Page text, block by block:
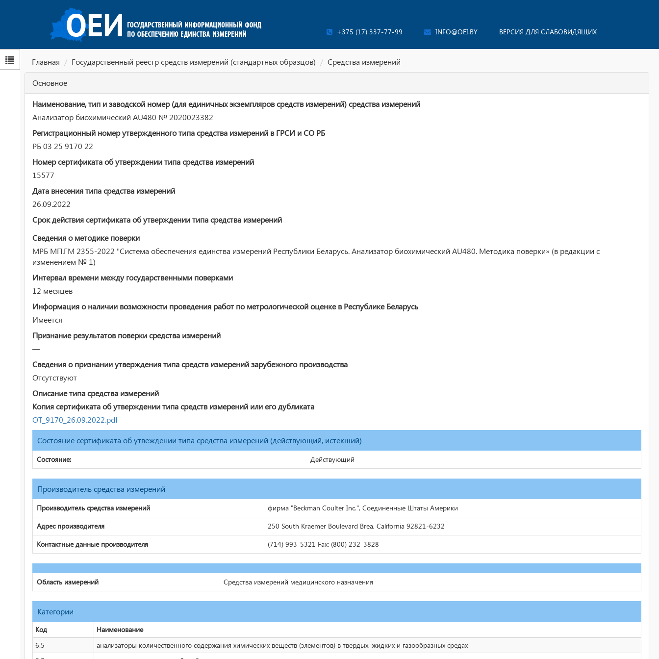
+375 (17) 337-77-99 INFO@OEI.BY ВЕРСИЯ ДЛЯ СЛАБОВИДЯЩИХ
Главная Государственный реестр средств измерений (стандартных образцов) Средства измерений
Основное
Наименование, тип и заводской номер (для единичных экземпляров средств измерений) средства измерений
Анализатор биохимический AU480 № 2020023382
Регистрационный номер утвержденного типа средства измерений в ГРСИ и СО РБ
РБ 03 25 9170 22
Номер сертификата об утверждении типа средства измерений
15577
Дата внесения типа средства измерений
26.09.2022
Срок действия сертификата об утверждении типа средства измерений
Сведения о методике поверки
МРБ МП.ГМ 2355-2022 "Система обеспечения единства измерений Республики Беларусь. Анализатор биохимический AU480. Методика поверки» (в редакции с
изменением № 1)
Интервал времени между государственными поверками
12 месяцев
Информация о наличии возможности проведения работ по метрологической оценке в Республике Беларусь
Имеется
Признание результатов поверки средства измерений
—
Сведения о признании утверждения типа средств измерений зарубежного производства
Отсутствуют
Описание типа средства измерений
Копия сертификата об утверждении типа средств измерений или его дубликата
ОТ_9170_26.09.2022.pdf
Состояние сертификата об утвеждении типа средства измерений (действующий, истекший)
Состояние: Действующий
Производитель средства измерений
Производитель средства измерений
фирма "Beckman Coulter Inc.", Соединенные Штаты Америки
Адрес производителя
250 South Kraemer Boulevard Brea, California 92821-6232
Контактные данные производителя
(714) 993-5321 Fax: (800) 232-3828
Область измерений Средства измерений медицинского назначения
Категории
Код
Наименование
6.5
анализаторы количественного содержания химических веществ (элементов) в твердых, жидких и газообразных средах